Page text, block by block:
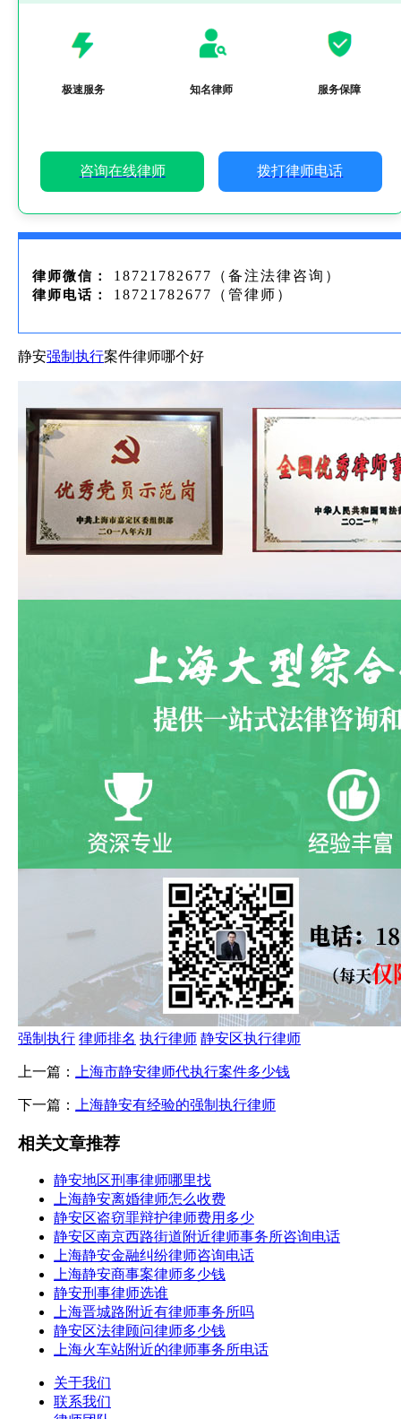
极速服务 知名律师 服务保障
咨询在线律师 拨打律师电话
律师微信： 18721782677（备注法律咨询）
律师电话： 18721782677（管律师）
静安强制执行案件律师哪个好
强制执行 律师排名 执行律师 静安区执行律师
上一篇： 上海市静安律师代执行案件多少钱
下一篇： 上海静安有经验的强制执行律师
相关文章推荐
静安地区刑事律师哪里找
上海静安离婚律师怎么收费
静安区盗窃罪辩护律师费用多少
静安区南京西路街道附近律师事务所咨询电话
上海静安金融纠纷律师咨询电话
上海静安商事案律师多少钱
静安刑事律师选谁
上海晋城路附近有律师事务所吗
静安区法律顾问律师多少钱
上海火车站附近的律师事务所电话
关于我们
联系我们